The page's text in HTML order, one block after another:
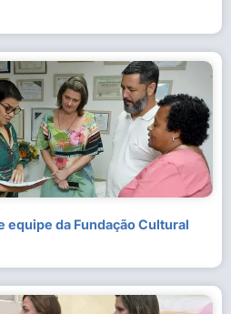
equipe da Fundação Cultural